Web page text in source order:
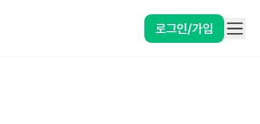
로그인/가입